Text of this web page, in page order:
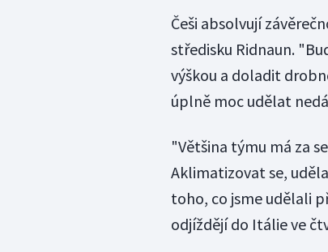
Češi absolvují
středisku Ridnaun.
výškou a doladit
úplně moc udělat
"Většina týmu má za
Aklimatizovat se,
toho, co jsme udělali
odjíždějí do Itálie ve